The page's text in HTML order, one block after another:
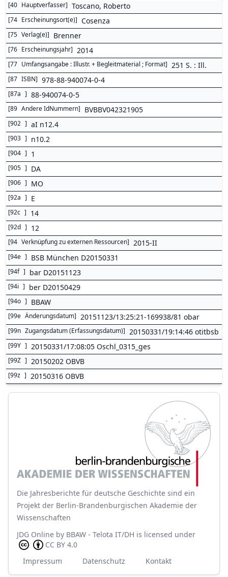
[40 Hauptverfasser] Toscano, Roberto
[74 Erscheinungsort(e)] Cosenza
[75 Verlag(e)] Brenner
[76 Erscheinungsjahr] 2014
[77 Umfangsangabe : Illustr. + Begleitmaterial ; Format] 251 S. : Ill.
[87 ISBN] 978-88-940074-0-4
[87a ] 88-940074-0-5
[89 Andere IdNummern] BVBBV042321905
[902 ] aI n12.4
[903 ] n10.2
[904 ] 1
[905 ] DA
[906 ] MO
[92a ] E
[92c ] 14
[92d ] 12
[94 Verknüpfung zu externen Ressourcen] 2015-II
[94e ] BSB München D20150331
[94f ] bar D20151123
[94i ] ber D20150429
[94o ] BBAW
[99e Änderungsdatum] 20151123/13:25:21-169938/81 obar
[99n Zugangsdatum (Erfassungsdatum)] 20150331/19:14:46 otitbsb
[99Y ] 20150331/17:08:05 Oschl_0315_ges
[99Z ] 20150202 OBVB
[99z ] 20150316 OBVB
Die Jahresberichte für deutsche Geschichte sind ein
Projekt der Berlin-Brandenburgischen Akademie der
Wissenschaften
JDG Online by BBAW - Telota IT/DH is licensed under
CC BY 4.0
Impressum
Datenschutz Kontakt